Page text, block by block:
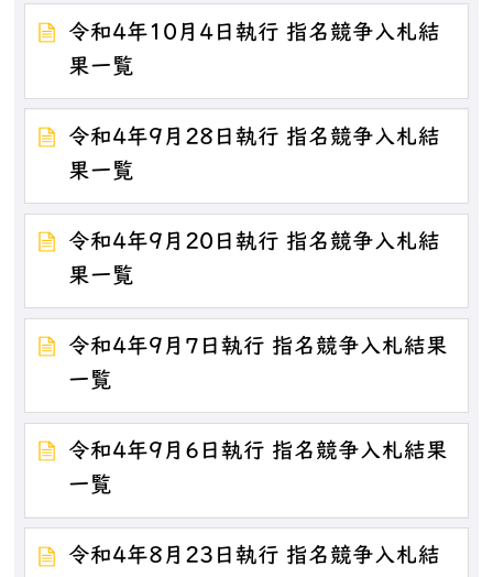
令和4年10月4日執行 指名競争入札結
果一覧
令和4年9月28日執行 指名競争入札結
果一覧
令和4年9月20日執行 指名競争入札結
果一覧
令和4年9月7日執行 指名競争入札結果
一覧
令和4年9月6日執行 指名競争入札結果
一覧
令和4年8月23日執行 指名競争入札結